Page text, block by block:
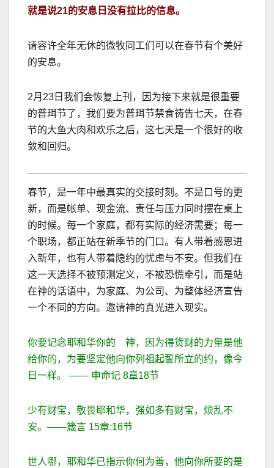
就是说21的安息日没有拉比的信息。
请容许全年无休的微牧同工们可以在春节有个美好
的安息。
2月23日我们会恢复上刊，因为接下来就是很重要
的普珥节了，我们要为普珥节禁食祷告七天，在春
节的大鱼大肉和欢乐之后，这七天是一个很好的收
敛和回归。
春节，是一年中最真实的交接时刻。不是口号的更
新，而是帐单、现金流、责任与压力同时摆在桌上
的时候。 每一个家庭，都有实际的经济需要；每一
个职场，都正站在新季节的门口。 有人带着感恩进
入新年，也有人带着隐约的忧虑与不安。但我们在
这一天选择不被预测定义，不被恐慌牵引，而是站
在神的话语中，为家庭、为公司、为整体经济宣告
一个不同的方向。邀请神的真光进入现实。
你要记念耶和华你的 神，因为得货财的力量是他
给你的，为要坚定他向你列祖起誓所立的约，像今
日一样。
—— 申命记 8章18节
少有财宝，敬畏耶和华，强如多有财宝，烦乱不
安。 ——箴言 15章:16节
世人哪，耶和华已指示你何为善，他向你所要的是